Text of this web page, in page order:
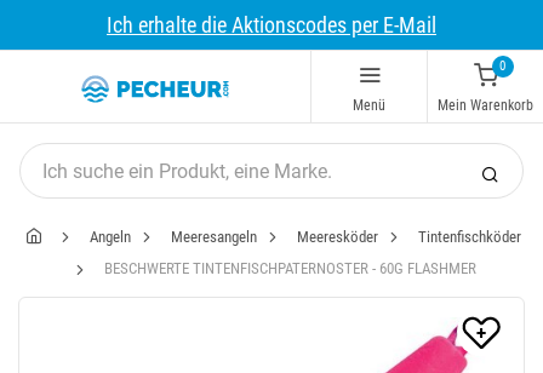
Ich erhalte die Aktionscodes per E-Mail
Menü
0
Mein Warenkorb
Angeln Meeresangeln Meeresköder
Tintenfischköder
BESCHWERTE TINTENFISCHPATERNOSTER - 60G FLASHMER